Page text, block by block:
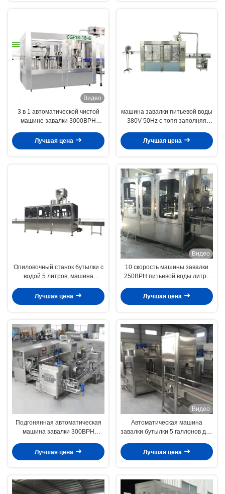
Видео
3 в 1 автоматической чистой
машине завалки 3000BPH
ЛЮБИМЦА пластиковой
Лучшая цена
машина завалки питьевой воды
380V 50Hz с топя заполняя
Лучшая цена
Опиловочный станок бутылки с
водой 5 литров, машина
изготовляя
Лучшая цена
Видео
10 скорость машины завалки
250BPH питьевой воды литра
Лучшая цена
Подгонянная автоматическая
машина завалки 300BPH
Лучшая цена
Видео
Автоматическая машина
завалки бутылки 5 галлонов для
Лучшая цена